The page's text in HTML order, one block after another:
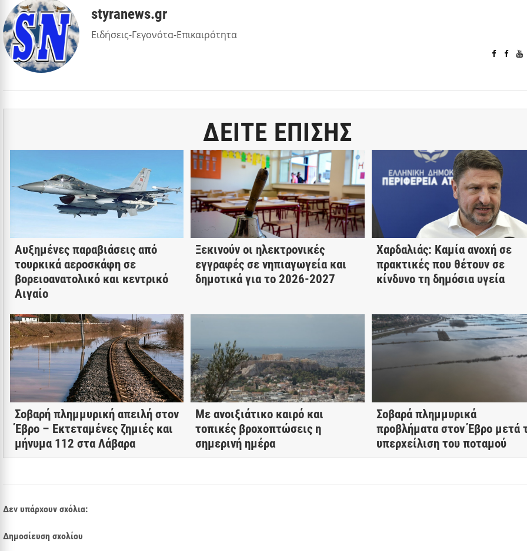
styranews.gr
Ειδήσεις-Γεγονότα-Επικαιρότητα
ΔΕΙΤΕ ΕΠΙΣΗΣ
Αυξημένες παραβιάσεις από
τουρκικά αεροσκάφη σε
βορειοανατολικό και κεντρικό
Αιγαίο
Ξεκινούν οι ηλεκτρονικές
εγγραφές σε νηπιαγωγεία και
δημοτικά για το 2026-2027
Χαρδαλιάς: Καμία ανοχή σε
πρακτικές που θέτουν σε
κίνδυνο τη δημόσια υγεία
Σοβαρή πλημμυρική απειλή στον
Έβρο – Εκτεταμένες ζημιές και
μήνυμα 112 στα Λάβαρα
Με ανοιξιάτικο καιρό και
τοπικές βροχοπτώσεις η
σημερινή ημέρα
Σοβαρά πλημμυρικά
προβλήματα στον Έβρο μετά
υπερχείλιση του ποταμού
Δεν υπάρχουν σχόλια:
Δημοσίευση σχολίου